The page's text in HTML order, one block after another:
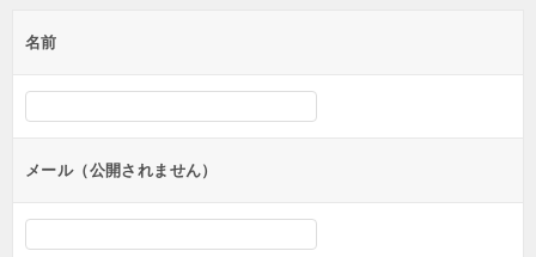
ー
シ
ン
名前
メール（公開されません）